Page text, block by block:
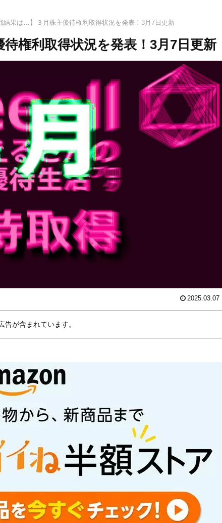
結果は…】３月株主優待権利取得状況を発表！3月7日更新
権利取得状況を発表！3月7日更新
2025.03.07
告が含まれています。